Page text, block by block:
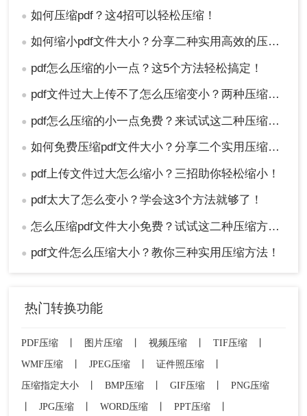
● 如何压缩pdf？这4招可以轻松压缩！
● 如何缩小pdf文件大小？分享二种实用高效的压缩方法！
● pdf怎么压缩的小一点？这5个方法轻松搞定！
● pdf文件过大上传不了怎么压缩变小？两种压缩方法帮你轻松解决！
● pdf怎么压缩的小一点免费？来试试这二种压缩方法！
● 如何免费压缩pdf文件大小？分享二个实用压缩方法！
● pdf上传文件过大怎么缩小？三招助你轻松缩小！
● pdf太大了怎么变小？学会这3个方法就够了！
● 怎么压缩pdf文件大小免费？试试这二种压缩方法！
● pdf文件怎么压缩大小？教你三种实用压缩方法！
热门转换功能
PDF压缩 图片压缩 视频压缩 TIF压缩
WMF压缩
JPEG压缩 证件照压缩
压缩指定大小
BMP压缩 GIF压缩
PNG压缩
JPG压缩 WORD压缩 PPT压缩